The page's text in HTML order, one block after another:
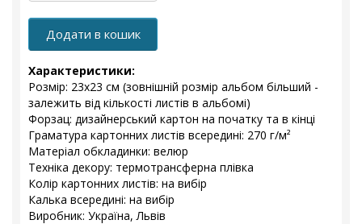
Додати в кошик
Характеристики:
Розмір: 23x23 см (зовнішній розмір альбом більший -
залежить від кількості листів в альбомі)
Форзац: дизайнерський картон на початку та в кінці
Граматура картонних листів всередині: 270 г/м²
Матеріал обкладинки: велюр
Техніка декору: термотрансферна плівка
Колір картонних листів: на вибір
Калька всередині: на вибір
Виробник: Україна, Львів